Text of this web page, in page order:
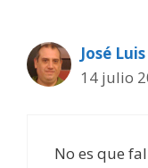
José
14 julio
No es que